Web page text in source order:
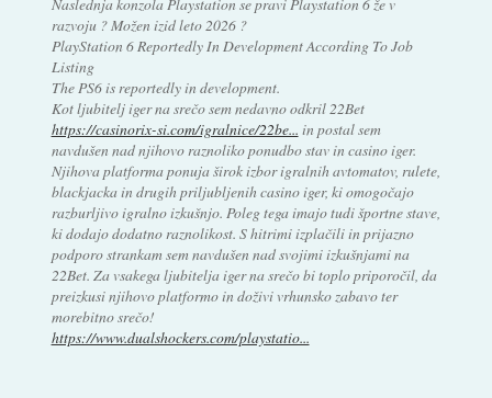
razvoju ? Možen izid leto 2026 ?
PlayStation 6 Reportedly In Development According To Job
Listing
The PS6 is reportedly in development.
Kot ljubitelj iger na srečo sem nedavno odkril 22Bet
https://casinorix-si.com/igralnice/22be... in postal sem
navdušen nad njihovo raznoliko ponudbo stav in casino iger.
Njihova platforma ponuja širok izbor igralnih avtomatov, rulete,
blackjacka in drugih priljubljenih casino iger, ki omogočajo
razburljivo igralno izkušnjo. Poleg tega imajo tudi športne stave,
ki dodajo dodatno raznolikost. S hitrimi izplačili in prijazno
podporo strankam sem navdušen nad svojimi izkušnjami na
22Bet. Za vsakega ljubitelja iger na srečo bi toplo priporočil, da
preizkusi njihovo platformo in doživi vrhunsko zabavo ter
morebitno srečo!
https://www.dualshockers.com/playstatio...